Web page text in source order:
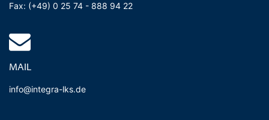
Fax: (+49) 0 25 74 - 888 94 22
MAIL
info@integra-lks.de